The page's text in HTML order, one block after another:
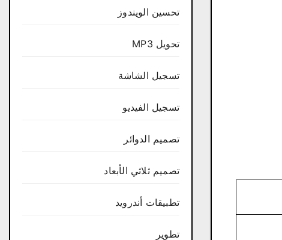
تحسين الويندوز
تحويل MP3
تسجيل الشاشة
تسجيل الفيديو
تصميم الدوائر
تصميم ثلاثي الأبعاد
تطبيقات أندرويد
تطوير